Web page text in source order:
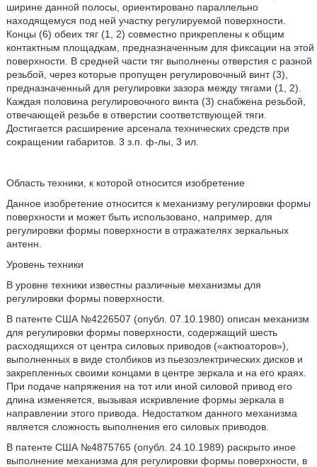
ширине данной полосы, ориентировано параллельно
находящемуся под ней участку регулируемой поверхности.
Концы (6) обеих тяг (1, 2) совместно прикреплены к общим
контактным площадкам, предназначенным для фиксации на этой
поверхности. В средней части тяг выполнены отверстия с разной
резьбой, через которые пропущен регулировочный винт (3),
предназначенный для регулировки зазора между тягами (1, 2).
Каждая половина регулировочного винта (3) снабжена резьбой,
отвечающей резьбе в отверстии соответствующей тяги.
Достигается расширение арсенала технических средств при
сокращении габаритов. 3 з.п. ф-лы, 3 ил.
Область техники, к которой относится изобретение
Данное изобретение относится к механизму регулировки формы
поверхности и может быть использовано, например, для
регулировки формы поверхности в отражателях зеркальных
антенн.
Уровень техники
В уровне техники известны различные механизмы для
регулировки формы поверхности.
В патенте США №4226507 (опубл. 07.10.1980) описан механизм
для регулировки формы поверхности, содержащий шесть
расходящихся от центра силовых приводов («актюаторов»),
выполненных в виде столбиков из пьезоэлектрических дисков и
закрепленных своими концами в центре зеркала и на его краях.
При подаче напряжения на тот или иной силовой привод его
длина изменяется, вызывая искривление формы зеркала в
направлении этого привода. Недостатком данного механизма
является сложность выполнения его силовых приводов.
В патенте США №4875765 (опубл. 24.10.1989) раскрыто иное
выполнение механизма для регулировки формы поверхности, в